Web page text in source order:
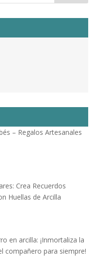
– Regalos Artesanales
Crea Recuerdos
Huellas de Arcilla
en arcilla: ¡Inmortaliza la
compañero para siempre!